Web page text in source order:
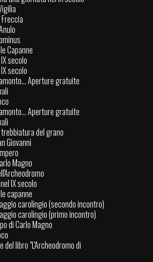
Capanne
secolo
secolo
Aperture gratuite
Aperture gratuite
del grano
Giovanni
Magno
IX secolo
capanne
carolingio (secondo incontro)
carolingio (primo incontro)
di Carlo Magno
del libro "L'Archeodromo di